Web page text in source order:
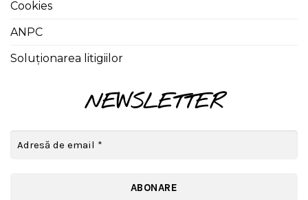
Cookies
ANPC
Soluționarea litigiilor
NEWSLETTER